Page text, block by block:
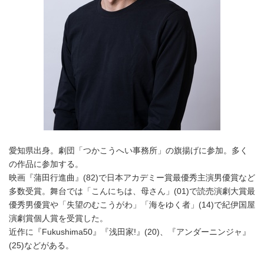
愛知県出身。劇団「つかこうへい事務所」の旗揚げに参加。多く
の作品に参加する。
映画『蒲田行進曲』(82)で日本アカデミー賞最優秀主演男優賞など
多数受賞。舞台では「こんにちは、母さん」(01)で読売演劇大賞最
優秀男優賞や「失望のむこうがわ」「海をゆく者」(14)で紀伊国屋
演劇賞個人賞を受賞した。
近作に『Fukushima50』『浅田家!』(20)、『アンダーニンジャ』
(25)などがある。
Japanese